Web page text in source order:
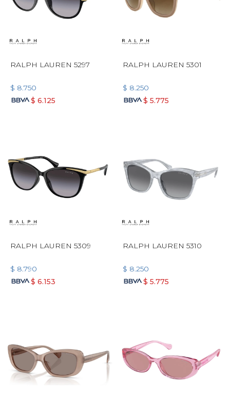
RALPH LAUREN 5297
$ 8.750
$ 6.125
RALPH LAUREN 5301
$ 8.250
$ 5.775
RALPH LAUREN 5309
$ 8.790
$ 6.153
RALPH LAUREN 5310
$ 8.250
$ 5.775